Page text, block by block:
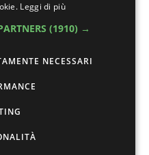
Leggi di più
(1910) →
NECESSARI